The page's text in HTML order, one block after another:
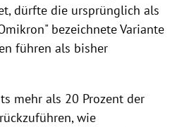
dürfte die ursprünglich als
bezeichnete Variante
führen als bisher
mehr als 20 Prozent der
wie